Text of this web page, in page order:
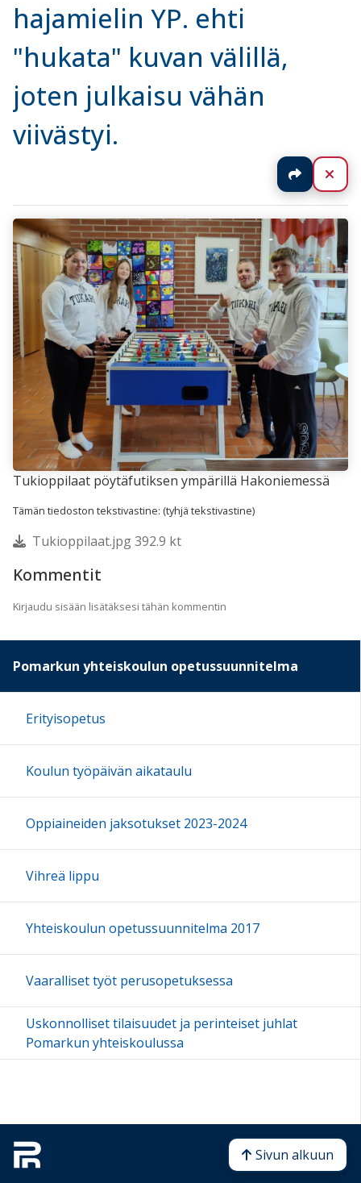
hajamielin YP. ehti
"hukata" kuvan välillä,
joten julkaisu vähän
viivästyi.
Jaa
Tukioppilaat pöytäfutiksen ympärillä Hakoniemessä
Tämän tiedoston tekstivastine: (tyhjä tekstivastine)
Tukioppilaat.jpg 392.9 kt
Kommentit
Kirjaudu sisään lisätäksesi tähän kommentin
Pomarkun yhteiskoulun opetussuunnitelma
Erityisopetus
Koulun työpäivän aikataulu
Oppiaineiden jaksotukset 2023-2024
Vihreä lippu
Yhteiskoulun opetussuunnitelma 2017
Vaaralliset työt perusopetuksessa
Uskonnolliset tilaisuudet ja perinteiset juhlat
Pomarkun yhteiskoulussa
Sivun alkuun